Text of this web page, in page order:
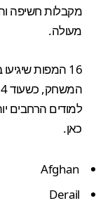
מקבלות חשיפה
מעולה.
16 המפות
למודים הרחבים
כאן.
Afghan
Derail